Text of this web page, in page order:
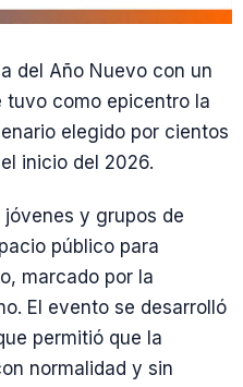
del Año Nuevo con un
tuvo como epicentro la
elegido por cientos
inicio del 2026.
y grupos de
público para
marcado por la
El evento se desarrolló
permitió que la
normalidad y sin